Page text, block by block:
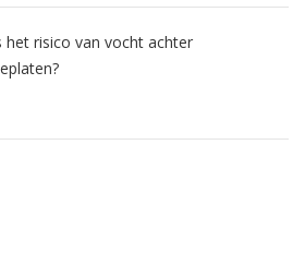
het risico van vocht achter